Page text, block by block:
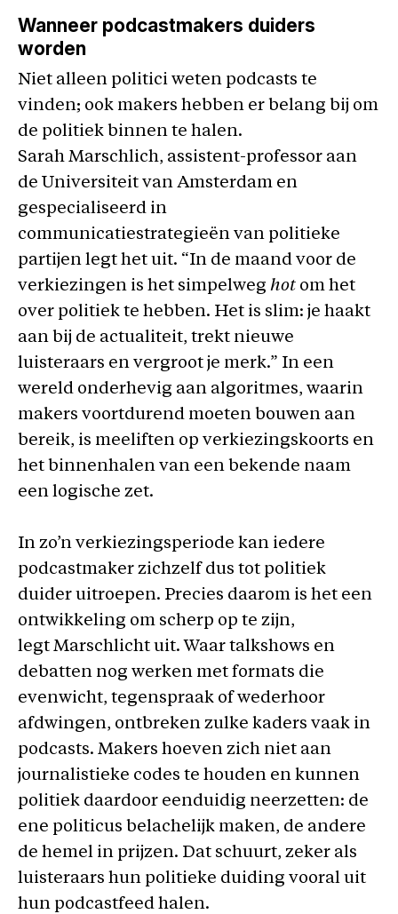
Wanneer podcastmakers duiders
worden
Niet alleen politici weten podcasts te
vinden; ook makers hebben er belang bij om
de politiek binnen te halen.
Sarah Marschlich, assistent-professor aan
de Universiteit van Amsterdam en
gespecialiseerd in
communicatiestrategieën van politieke
partijen legt het uit. “In de maand voor de
verkiezingen is het simpelweg hot om het
over politiek te hebben. Het is slim: je haakt
aan bij de actualiteit, trekt nieuwe
luisteraars en vergroot je merk.” In een
wereld onderhevig aan algoritmes, waarin
makers voortdurend moeten bouwen aan
bereik, is meeliften op verkiezingskoorts en
het binnenhalen van een bekende naam
een logische zet.
In zo’n verkiezingsperiode kan iedere
podcastmaker zichzelf dus tot politiek
duider uitroepen. Precies daarom is het een
ontwikkeling om scherp op te zijn,
legt Marschlicht uit. Waar talkshows en
debatten nog werken met formats die
evenwicht, tegenspraak of wederhoor
afdwingen, ontbreken zulke kaders vaak in
podcasts. Makers hoeven zich niet aan
journalistieke codes te houden en kunnen
politiek daardoor eenduidig neerzetten: de
ene politicus belachelijk maken, de andere
de hemel in prijzen. Dat schuurt, zeker als
luisteraars hun politieke duiding vooral uit
hun podcastfeed halen.